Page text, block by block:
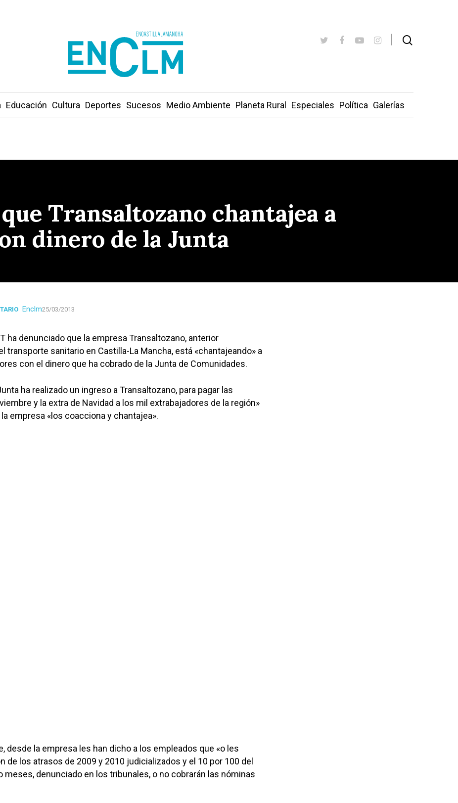
Educación Cultura Deportes Sucesos Medio Ambiente Planeta Rural Especiales Política Galerías
Transaltozano chantajea a
dinero de la Junta
Enclm25/03/2013
ha denunciado que la empresa Transaltozano, anterior
transporte sanitario en Castilla-La Mancha, está «chantajeando» a
con el dinero que ha cobrado de la Junta de Comunidades.
ha realizado un ingreso a Transaltozano, para pagar las
y la extra de Navidad a los mil extrabajadores de la región»
empresa «los coacciona y chantajea».
desde la empresa les han dicho a los empleados que «o les
de los atrasos de 2009 y 2010 judicializados y el 10 por 100 del
meses, denunciado en los tribunales, o no cobrarán las nóminas